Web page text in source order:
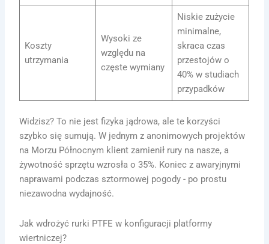
Koszty
utrzymania
Wysoki ze
względu na
częste wymiany
Niskie zużycie
minimalne,
skraca czas
przestojów o
40% w studiach
przypadków
Widzisz? To nie jest fizyka jądrowa, ale te korzyści
szybko się sumują. W jednym z anonimowych projektów
na Morzu Północnym klient zamienił rury na nasze, a
żywotność sprzętu wzrosła o 35%. Koniec z awaryjnymi
naprawami podczas sztormowej pogody - po prostu
niezawodna wydajność.
Jak wdrożyć rurki PTFE w konfiguracji platformy
wiertniczej?